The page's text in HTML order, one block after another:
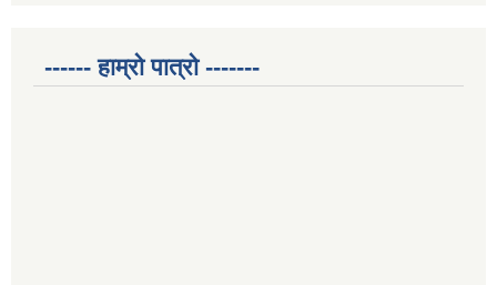
------ हाम्रो पात्रो -------